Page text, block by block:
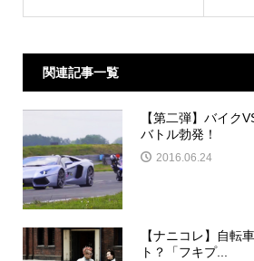
関連記事一覧
【第二弾】バイク
バトル勃発！
2016.06.24
【ナニコレ】自転
ト？「フキプ...